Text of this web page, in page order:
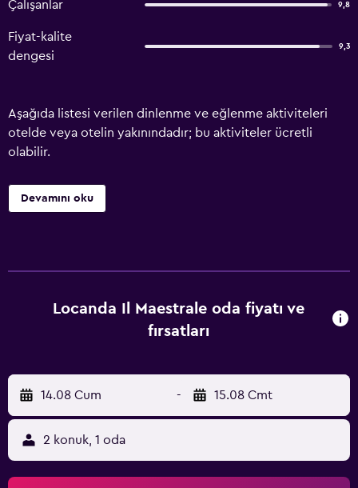
Çalışanlar 9,8
Fiyat-kalite
dengesi
9,3
Aşağıda listesi verilen dinlenme ve eğlenme aktiviteleri
otelde veya otelin yakınındadır; bu aktiviteler ücretli
olabilir.
Devamını oku
Locanda Il Maestrale oda fiyatı ve
fırsatları
14.08 Cum - 15.08 Cmt
2 konuk, 1 oda